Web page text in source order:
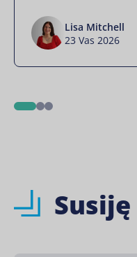
Lisa Mitchell
23 Vas 2026
12